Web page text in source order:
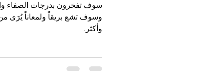
شركة تنظيف مابعد البناء والصيانة
سوف تفخرون بدرجات الصفاء
وسوف تشع بريقاً ولمعاناً يُرَى
وأكثر.